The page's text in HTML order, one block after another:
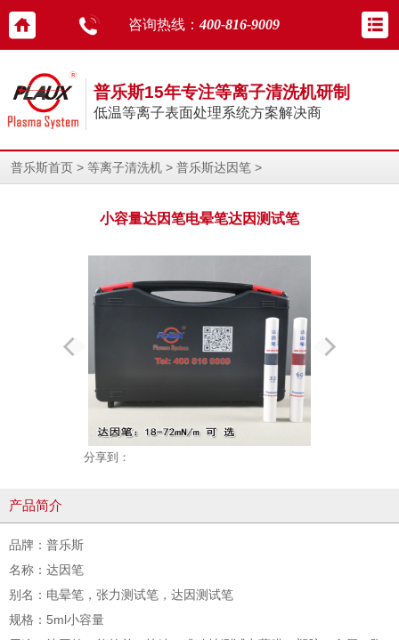
咨询热线： 400-816-9009
普乐斯15年专注等离子清洗机研制
低温等离子表面处理系统方案解决商
普乐斯首页 > 等离子清洗机 > 普乐斯达因笔 >
小容量达因笔电晕笔达因测试笔
分享到：
产品简介
品牌：普乐斯
名称：达因笔
别名：电晕笔，张力测试笔，达因测试笔
规格：5ml小容量